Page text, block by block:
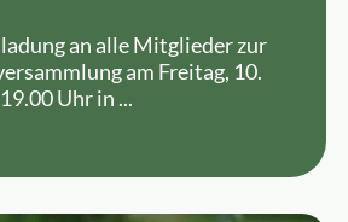
an alle Mitglieder zur
am Freitag, 10.
Uhr in ...